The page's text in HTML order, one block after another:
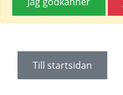
Till startsidan